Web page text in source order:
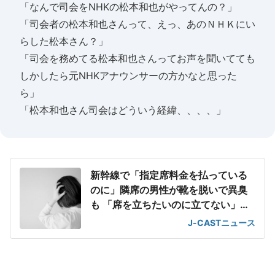
「なんで司会をNHKの松本和也がやってんの？」
「司会者の松本和也さんって、えっ、あのＮＨＫにい
らした松本さん？」
「司会を務めてる松本和也さんってお声を聞いてても
しかしたら元NHKアナウンサーの方かなと思った
ら」
「松本和也さん司会はどういう経緯、、、、」
新幹線で「指定席料金を払っている
のに」隣席の男性が靴を脱いで異臭
も 「席を立ちたいのに立てない」息
J-CASTニュース